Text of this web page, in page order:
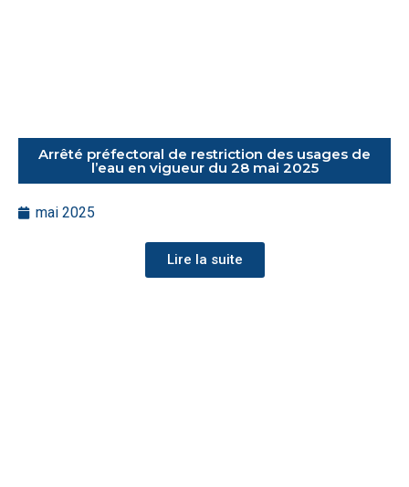
Arrêté préfectoral de restriction des usages de
l’eau en vigueur du 28 mai 2025
mai 2025
Lire la suite